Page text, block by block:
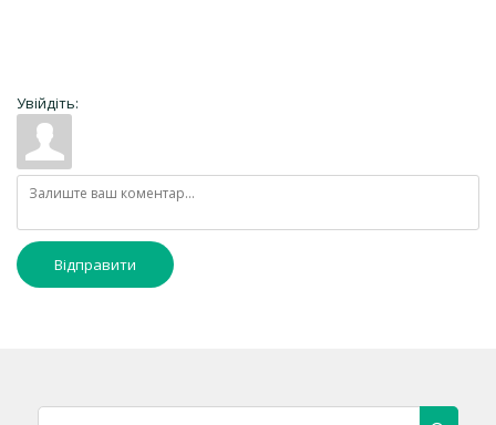
Увійдіть:
Відправити